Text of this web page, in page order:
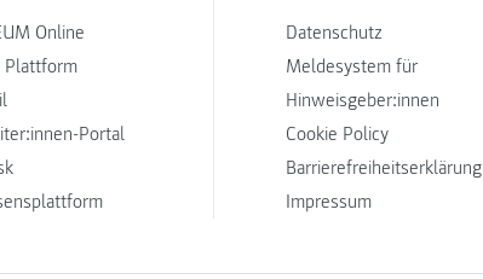
Online
Portal
Datenschutz
Meldesystem für
Hinweisgeber:innen
Cookie Policy
Barrierefreiheitserklärung
Impressum